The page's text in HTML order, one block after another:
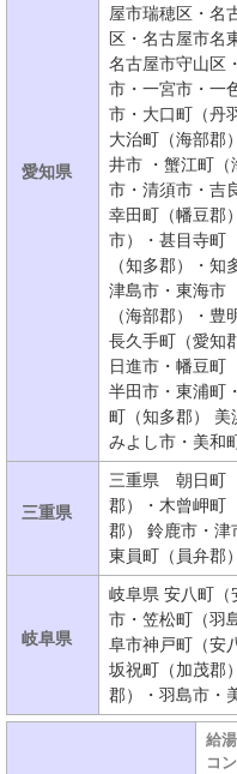
愛知県
屋市瑞穂区・名
区・名古屋市名
名古屋市守山区
市・一宮市・一
市・大口町（丹
大治町（海部郡
井市 ・蟹江町（
市・清須市・吉
幸田町（幡豆郡
市）・甚目寺町
（知多郡）・知
津島市・東海市
（海部郡）・豊
長久手町（愛知
日進市・幡豆町
半田市・東浦町
町（知多郡） 美
みよし市・美和
三重県
三重県 朝日町
郡）・木曾岬町
郡） 鈴鹿市・津
東員町（員弁郡
岐阜県
岐阜県 安八町（
市・笠松町（羽
阜市神戸町（安
坂祝町（加茂郡
郡）・羽島市・
給
コ